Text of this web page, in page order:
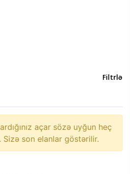
Filtrlə
açar sözə uyğun heç
Sizə son elanlar göstərilir.